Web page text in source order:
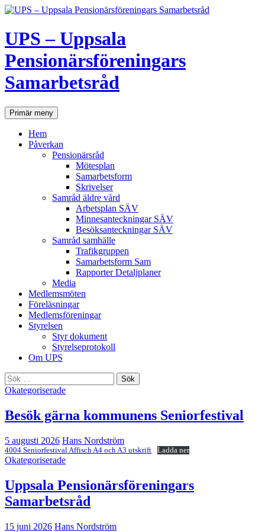
UPS – Uppsala
Pensionärsföreningars
Samarbetsråd
SökPrimär meny Hoppa
till
Hem
Påverkan
Pensionärsråd
Mötesplan
Samarbetsform
Skrivelser
Samråd äldre vård
Arbetsplan SÄV
Minnesanteckningar SÄV
Besöksanteckningar SÄV
Samråd samhälle
Trafikgruppen
Samarbetsform Sam
Rapporter Detaljplaner
Media
Medlemsmöten
Föreläsningar
Medlemsföreningar
Styrelsen
Styr dokument
Styrelseprotokoll
Om UPS
Sök
efter:
Okategoriserade
Besök gärna kommunens Seniorfestival
5 augusti 2026 Hans Nordström
4004 Seniorfestival Affisch A4 och A3 utskrift Ladda ner
Okategoriserade
Uppsala Pensionärsföreningars
Samarbetsråd
15 juni 2026 Hans Nordström